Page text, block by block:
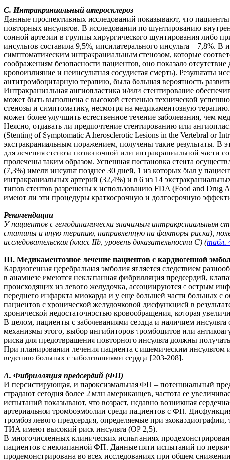
C. Интракраниальный атеросклероз
Данные проспективных исследований показывают, что
повторных инсультов. В исследовании по шунтированию
сонной артерии в группы хирургического шунтирования либо
инсультов составила 9,5%, ипсилатерального инсульта – 7,8%.
симптоматическим интракраниальным стенозом, которые
соображениям безопасности пациентов, оно показало
кровоизлияние и неинсультная сосудистая смерть). Результаты
антитромбоцитарную терапию, была большая вероятность
Интракраниальная ангиопластика и/или стентирование
может быть выполнена с высокой степенью технической
стенозы и симптоматику, несмотря на медикаментозную
может более улучшить естественное течение заболевания, чем
Неясно, отдавать ли предпочтение стентированию или
(Stenting of Symptomatic Atherosclerotic Lesions in the Vertebral or
экстракраниальным поражением, получены такие результаты. В
для лечения стеноза позвоночной или интракраниальной части
пролечены таким образом. Успешная постановка стента
(7,3%) имели инсульт позднее 30 дней, 1 из которых был у
интракраниальных артерий (32,4%) и в 6 из 14
типов стентов разрешены к использованию FDA (Food and Drug
имеют ли эти процедуры краткосрочную и долгосрочную
Рекомендации
У пациентов с гемодинамически значимым интракраниальным
статины и иную терапию, направленную на факторы риска),
исследовательская (класс IIb, уровень доказательности C) (табл.
III. Медикаментозное лечение пациентов с кардиогенной
Кардиогенная церебральная эмболия является следствием
в анамнезе имеются неклапанная фибрилляция предсердий,
происходящих из левого желудочка, ассоциируются с острым
переднего инфаркта миокарда и у еще большей части больных
пациентов с хронической желудочковой дисфункцией в
хронической недостаточностью кровообращения, которая
В целом, пациенты с заболеваниями сердца и наличием
механизмы этого, выбор ингибиторов тромбоцитов или
риска для предотвращения повторного инсульта должны
При планировании лечения пациента с ишемическим
ведению больных с заболеваниями сердца [203-208].
A. Фибрилляция предсердий (ФП)
И персистирующая, и пароксизмальная ФП – потенциальный
страдают сегодня более 2 млн американцев, частота ее
испытаний показывают, что возраст, недавно возникшая
артериальной тромбоэмболии среди пациентов с ФП.
тромбоз левого предсердия, определяемые при
ТИА имеют высокий риск инсульта (ОР 2,5).
В многочисленных клинических испытаниях
пациентов с неклапанной ФП. Данные пяти испытаний по
продемонстрирована во всех исследованиях при общем